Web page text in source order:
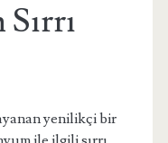
yenilikçi bir